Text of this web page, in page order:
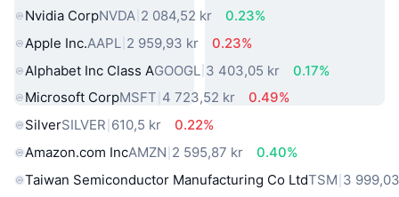
Nvidia CorpNVDA 2 084,52 kr
0.23%
Apple Inc.AAPL 2 959,93 kr
0.23%
Alphabet Inc Class AGOOGL 3 403,05 kr
0.17%
Microsoft CorpMSFT 4 723,52 kr
0.49%
SilverSILVER 610,5 kr
0.22%
Amazon.com IncAMZN 2 595,87 kr
0.40%
Taiwan Semiconductor Manufacturing Co LtdTSM 3